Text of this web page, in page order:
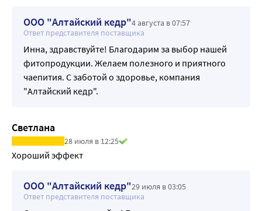
состояние его микрофлоры.
•Корень имбиря лекарственного является
обезболивающим, потогонным, ветрогонным и
противогрибковым средством.
•Трава кипрея узколистного применяется при нарушении
обмена веществ, препятствует воспалительному
•Плоды кориандра посевного применяются для
улучшения пищеварения, как противомикробное,
спазмолитическое, желчегонное, ветрогонное и
ООО "Алтайский кедр"4 августа в 07:57
Ответ представителя поставщика
Инна, здравствуйте! Благодарим за выбор нашей
фитопродукции. Желаем полезного и приятного
чаепития. С заботой о здоровье, компания
"Алтайский кедр".
Светлана
28 июля в 12:25
Хороший эффект
ООО "Алтайский кедр"29 июля в 03:05
Ответ представителя поставщика